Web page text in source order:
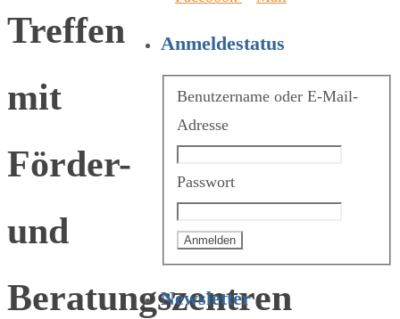
Treffen
mit
Förder-
und
Beratungszentren
Anmeldestatus
Benutzername oder E-Mail-
Adresse
Passwort
Newsletter